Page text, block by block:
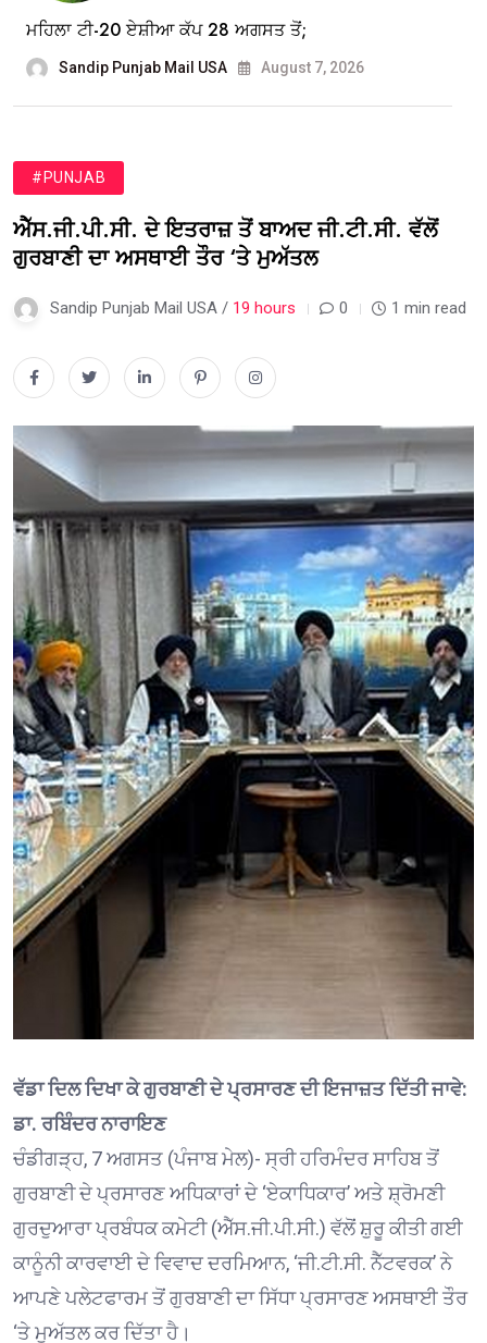
ਮਹਿਲਾ ਟੀ-20 ਏਸ਼ੀਆ ਕੱਪ 28 ਅਗਸਤ ਤੋਂ;
Sandip Punjab Mail USA August 7, 2026
#PUNJAB
ਐੱਸ.ਜੀ.ਪੀ.ਸੀ. ਦੇ ਇਤਰਾਜ਼ ਤੋਂ ਬਾਅਦ ਜੀ.ਟੀ.ਸੀ. ਵੱਲੋਂ
ਗੁਰਬਾਣੀ ਦਾ ਅਸਥਾਈ ਤੌਰ ‘ਤੇ ਮੁਅੱਤਲ
Sandip Punjab Mail USA / 19 hours 0 1 min read
ਵੱਡਾ ਦਿਲ ਦਿਖਾ ਕੇ ਗੁਰਬਾਣੀ ਦੇ ਪ੍ਰਸਾਰਣ ਦੀ ਇਜਾਜ਼ਤ ਦਿੱਤੀ ਜਾਵੇ:
ਡਾ. ਰਬਿੰਦਰ ਨਾਰਾਇਣ
ਚੰਡੀਗੜ੍ਹ, 7 ਅਗਸਤ (ਪੰਜਾਬ ਮੇਲ)- ਸ੍ਰੀ ਹਰਿਮੰਦਰ ਸਾਹਿਬ ਤੋਂ
ਗੁਰਬਾਣੀ ਦੇ ਪ੍ਰਸਾਰਣ ਅਧਿਕਾਰਾਂ ਦੇ ‘ਏਕਾਧਿਕਾਰ’ ਅਤੇ ਸ਼੍ਰੋਮਣੀ
ਗੁਰਦੁਆਰਾ ਪ੍ਰਬੰਧਕ ਕਮੇਟੀ (ਐੱਸ.ਜੀ.ਪੀ.ਸੀ.) ਵੱਲੋਂ ਸ਼ੁਰੂ ਕੀਤੀ ਗਈ
ਕਾਨੂੰਨੀ ਕਾਰਵਾਈ ਦੇ ਵਿਵਾਦ ਦਰਮਿਆਨ, ‘ਜੀ.ਟੀ.ਸੀ. ਨੈੱਟਵਰਕ’ ਨੇ
ਆਪਣੇ ਪਲੇਟਫਾਰਮ ਤੋਂ ਗੁਰਬਾਣੀ ਦਾ ਸਿੱਧਾ ਪ੍ਰਸਾਰਣ ਅਸਥਾਈ ਤੌਰ
‘ਤੇ ਮੁਅੱਤਲ ਕਰ ਦਿੱਤਾ ਹੈ।